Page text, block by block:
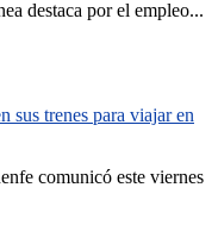
destaca por el empleo...
sus trenes para viajar en
comunicó este viernes